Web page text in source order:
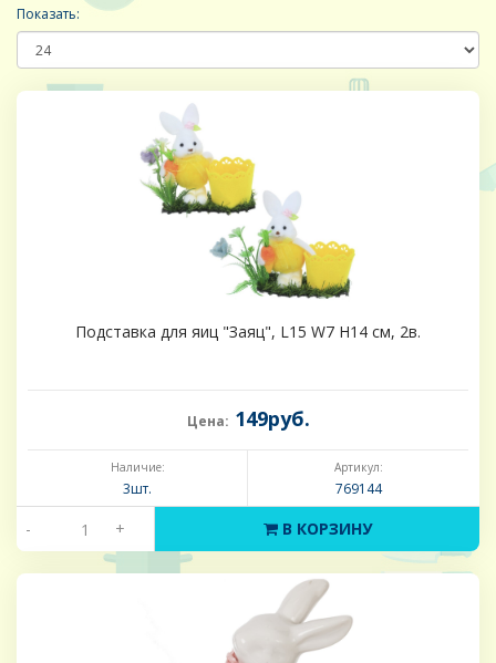
Показать:
Подставка для яиц "Заяц", L15 W7 H14 см, 2в.
Цена: 149руб.
Наличие:
3шт.
Артикул:
769144
- + В КОРЗИНУ